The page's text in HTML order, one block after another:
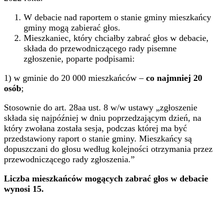
W debacie nad raportem o stanie gminy mieszkańcy
gminy mogą zabierać głos.
Mieszkaniec, który chciałby zabrać głos w debacie,
składa do przewodniczącego rady pisemne
zgłoszenie, poparte podpisami:
1) w gminie do 20 000 mieszkańców – co najmniej 20
osób;
Stosownie do art. 28aa ust. 8 w/w ustawy „zgłoszenie
składa się najpóźniej w dniu poprzedzającym dzień, na
który zwołana została sesja, podczas której ma być
przedstawiony raport o stanie gminy. Mieszkańcy są
dopuszczani do głosu według kolejności otrzymania przez
przewodniczącego rady zgłoszenia.”
Liczba mieszkańców mogących zabrać głos w debacie
wynosi 15.